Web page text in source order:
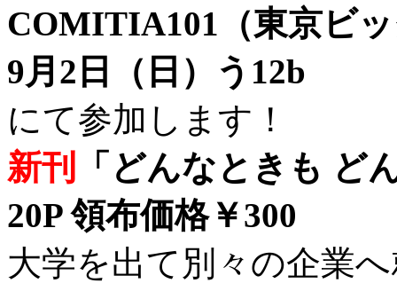
COMITIA101（東京ビ
9月2日（日）う12b
にて参加します！
新刊
「どんなときも ど
20P 領布価格￥300
大学を出て別々の企業